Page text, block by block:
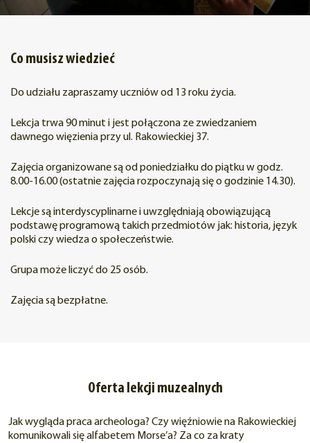
Co musisz wiedzieć
Do udziału zapraszamy uczniów od 13 roku życia.
Lekcja trwa 90 minut i jest połączona ze zwiedzaniem
dawnego więzienia przy ul. Rakowieckiej 37.
Zajęcia organizowane są od poniedziałku do piątku w godz.
8.00-16.00 (ostatnie zajęcia rozpoczynają się o godzinie 14.30).
Lekcje są interdyscyplinarne i uwzględniają obowiązującą
podstawę programową takich przedmiotów jak: historia, język
polski czy wiedza o społeczeństwie.
Grupa może liczyć do 25 osób.
Zajęcia są bezpłatne.
Oferta lekcji muzealnych
Jak wygląda praca archeologa? Czy więźniowie na Rakowieckiej
komunikowali się alfabetem Morse’a? Za co za kraty